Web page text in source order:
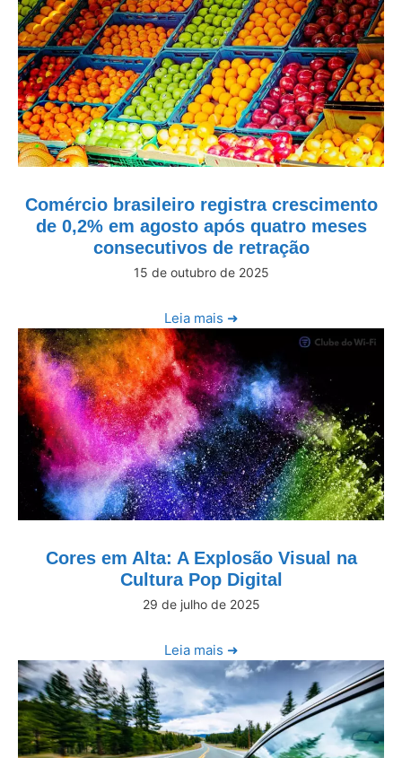
Comércio brasileiro registra crescimento
de 0,2% em agosto após quatro meses
consecutivos de retração
15 de outubro de 2025
Leia mais ➜
Cores em Alta: A Explosão Visual na
Cultura Pop Digital
29 de julho de 2025
Leia mais ➜